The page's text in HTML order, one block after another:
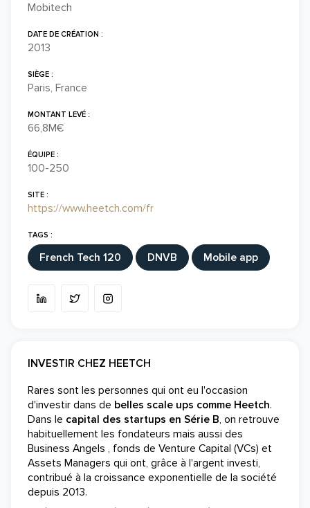
Mobitech
DATE DE CRÉATION :
2013
SIÈGE :
Paris, France
MONTANT LEVÉ :
66,8M€
ÉQUIPE :
100-250
SITE :
https://www.heetch.com/fr
TAGS :
French Tech 120 DNVB Mobile app
INVESTIR CHEZ HEETCH
Rares sont les personnes qui ont eu l'occasion
d'investir dans de belles scale ups comme Heetch.
Dans le capital des startups en Série B, on retrouve
habituellement les fondateurs mais aussi des
Business Angels , fonds de Venture Capital (VCs) et
Assets Managers qui ont, grâce à l'argent investi,
contribué à la croissance exponentielle de la société
depuis 2013.